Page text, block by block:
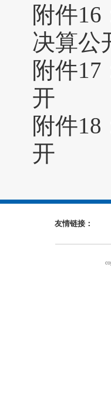
附件16
决算公
附件17
开
附件18
开